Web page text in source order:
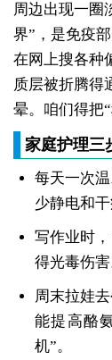
周边出现一圈
界”，是免疫
在网上搜各种
质层被折腾得
晕。咱们得把
家庭护理三
每天一次
少静电和干
写作业时
得光毒伤害
周末拉娃
能提高酪
机”。